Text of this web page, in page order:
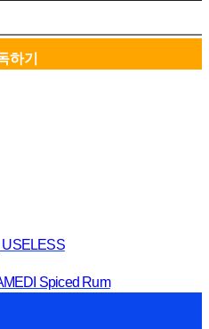
USELESS
Spiced Rum